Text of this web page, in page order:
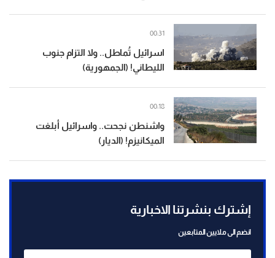
اسرائيل تُماطل.. ولا التزام جنوب
الليطاني! (الجمهورية)
00:31
واشنطن نجحت.. واسرائيل أبلغت
الميكانيزم! (الديار)
00:18
إشترك بنشرتنا الاخبارية
انضم الى ملايين المتابعين